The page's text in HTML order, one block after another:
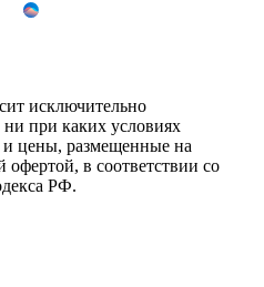
i
в
исключительно
при каких условиях
цены, размещенные на
офертой, в соответствии со
РФ.